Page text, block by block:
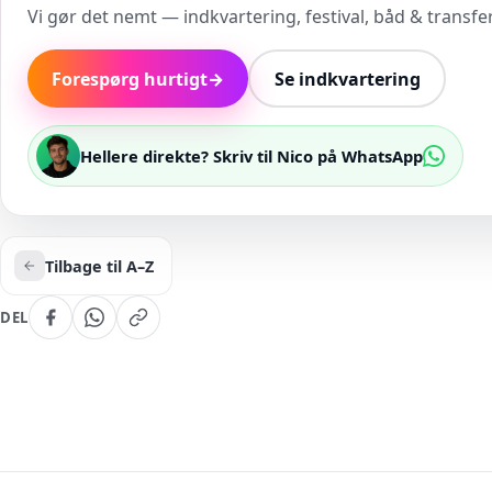
Vi gør det nemt — indkvartering, festival, båd &
Forespørg hurtigt→ Se indkvartering
Hellere direkte? Skriv til Nico på WhatsApp
Tilbage til A–Z
DEL